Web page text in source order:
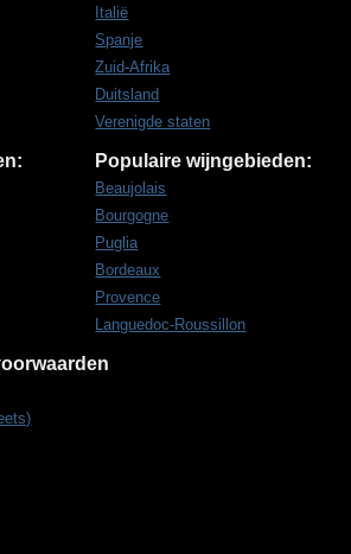
Italië
Spanje
Zuid-Afrika
Duitsland
Verenigde staten
Populaire wijngebieden:
Beaujolais
Bourgogne
Puglia
Bordeaux
Provence
Languedoc-Roussillon